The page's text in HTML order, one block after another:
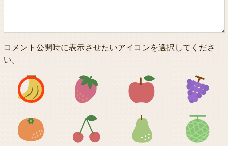
コメント公開時に表示させたいアイコンを選択してくださ
い。
アイコン1 アイコン2 アイコン3
アイコン5 アイコン6 アイコン7